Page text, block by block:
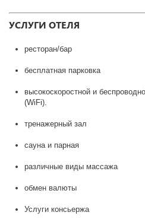
УСЛУГИ ОТЕЛЯ
ресторан/бар
бесплатная парковка
высокоскоростной и
(WiFi).
тренажерный зал
сауна и парная
различные виды массажа
обмен валюты
Услуги консьержа